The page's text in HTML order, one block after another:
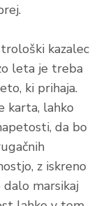
kazalec
leta je treba
ki prihaja.
karta, lahko
da bo
z iskreno
dalo marsikaj